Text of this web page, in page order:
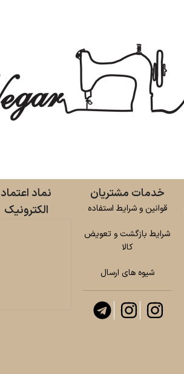
خدمات مشتریان
قوانین و شرایط استفاده
شرایط بازگشت و تعویض
کالا
شیوه های ارسال
نماد اعتماد
الکترونیک